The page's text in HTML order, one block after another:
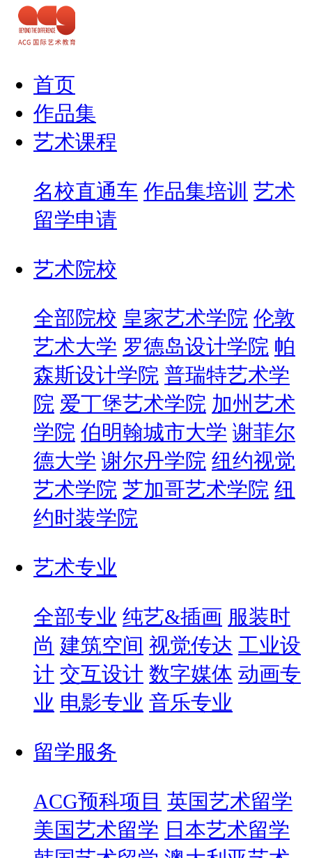
首页
作品集
艺术课程
名校直通车 作品集培训 艺术
留学申请
艺术院校
全部院校 皇家艺术学院 伦敦
艺术大学 罗德岛设计学院 帕
森斯设计学院 普瑞特艺术学
院 爱丁堡艺术学院 加州艺术
学院 伯明翰城市大学 谢菲尔
德大学 谢尔丹学院 纽约视觉
艺术学院 芝加哥艺术学院 纽
约时装学院
艺术专业
全部专业 纯艺&插画 服装时
尚 建筑空间 视觉传达 工业设
计 交互设计 数字媒体 动画专
业 电影专业 音乐专业
留学服务
ACG预科项目 英国艺术留学
美国艺术留学 日本艺术留学